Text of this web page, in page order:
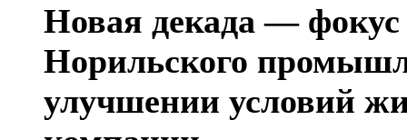
Новая декада — фокус
Норильского
улучшении условий